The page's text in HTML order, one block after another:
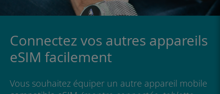
Connectez vos autres appareils
eSIM facilement
Vous souhaitez équiper un autre appareil mobile